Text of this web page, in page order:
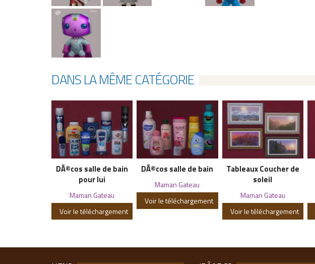
DANS LA MÊME CATÉGORIE
DÃ©cos salle de bain
pour lui
Maman Gateau
Voir le téléchargement
DÃ©cos salle de bain
Maman Gateau
Voir le téléchargement
Tableaux Coucher de
soleil
Maman Gateau
Voir le téléchargement